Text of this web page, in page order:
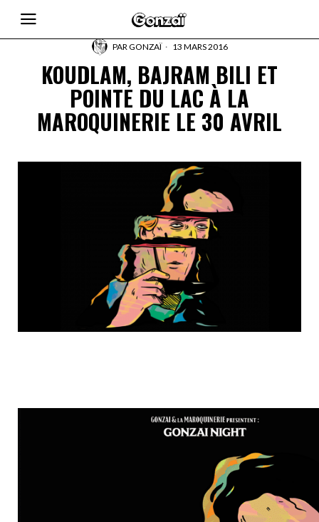
PARGONZAÏ 13 MARS 2016
KOUDLAM, BAJRAM BILI ET
POINTE DU LAC À LA
MAROQUINERIE LE 30 AVRIL